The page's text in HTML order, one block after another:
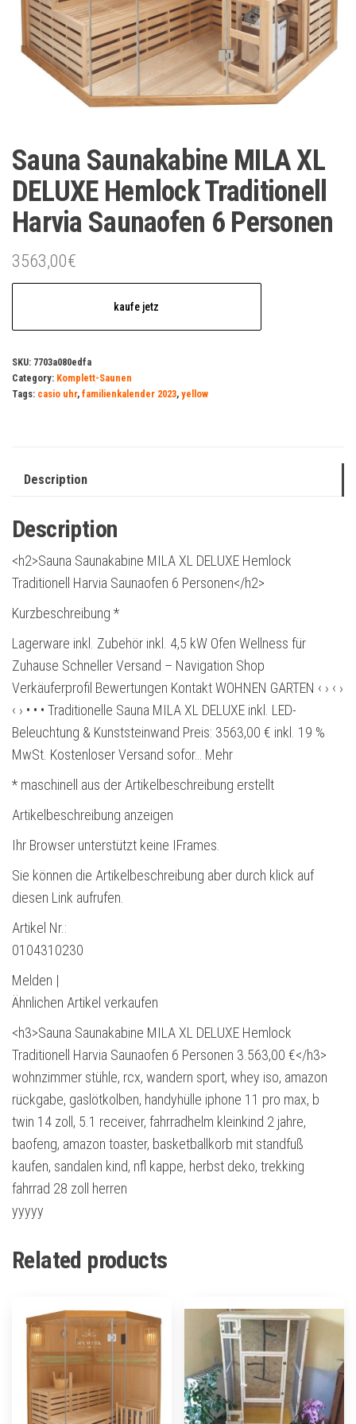
Sauna Saunakabine MILA XL
DELUXE Hemlock Traditionell
Harvia Saunaofen 6 Personen
3563,00€
kaufe jetz
SKU: 7703a080edfa
Category: Komplett-Saunen
Tags: casio uhr, familienkalender 2023, yellow
Description
Description
<h2>Sauna Saunakabine MILA XL DELUXE Hemlock
Traditionell Harvia Saunaofen 6 Personen</h2>
Kurzbeschreibung *
Lagerware inkl. Zubehör inkl. 4,5 kW Ofen Wellness für
Zuhause Schneller Versand – Navigation Shop
Verkäuferprofil Bewertungen Kontakt WOHNEN GARTEN ‹ › ‹ ›
‹ › • • • Traditionelle Sauna MILA XL DELUXE inkl. LED-
Beleuchtung & Kunststeinwand Preis: 3563,00 € inkl. 19 %
MwSt. Kostenloser Versand sofor… Mehr
* maschinell aus der Artikelbeschreibung erstellt
Artikelbeschreibung anzeigen
Ihr Browser unterstützt keine IFrames.
Sie können die Artikelbeschreibung aber durch klick auf
diesen Link aufrufen.
Artikel Nr.:
0104310230
Melden |
Ähnlichen Artikel verkaufen
<h3>Sauna Saunakabine MILA XL DELUXE Hemlock
Traditionell Harvia Saunaofen 6 Personen 3.563,00 €</h3>
wohnzimmer stühle, rcx, wandern sport, whey iso, amazon
rückgabe, gaslötkolben, handyhülle iphone 11 pro max, b
twin 14 zoll, 5.1 receiver, fahrradhelm kleinkind 2 jahre,
baofeng, amazon toaster, basketballkorb mit standfuß
kaufen, sandalen kind, nfl kappe, herbst deko, trekking
fahrrad 28 zoll herren
yyyyy
Related products